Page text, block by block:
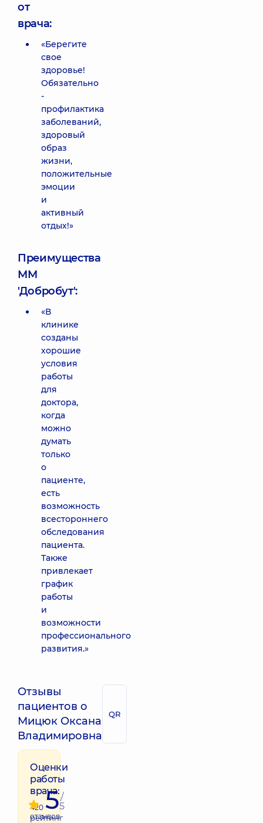
от
врача:
«Берегите
свое
здоровье!
Обязательно
-
профилактика
заболеваний,
здоровый
образ
жизни,
положительные
эмоции
и
активный
отдых!»
Преимущества
ММ
'Добробут':
«В
клинике
созданы
хорошие
условия
работы
для
доктора,
когда
можно
думать
только
о
пациенте,
есть
возможность
всестороннего
обследования
пациента.
Также
привлекает
график
работы
и
возможности
профессионального
развития.»
Отзывы
пациентов о
Мицюк Оксана
Владимировна
QR
Оценки
работы
врача:
420
отзывов
5/
5
рейтинг